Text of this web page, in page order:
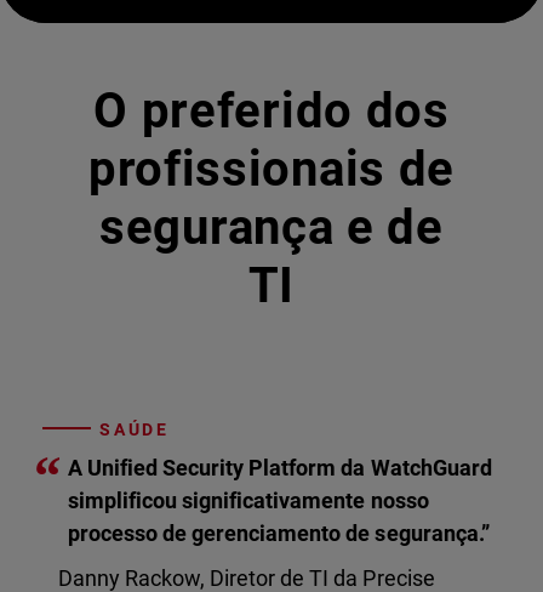
O preferido dos
profissionais de
segurança e de
TI
SAÚDE
“ A Unified Security Platform da WatchGuard
simplificou significativamente nosso
processo de gerenciamento de segurança.”
Danny Rackow, Diretor de TI da Precise